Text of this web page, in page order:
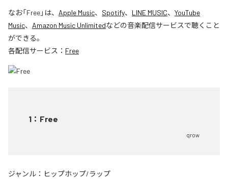
なお「Free」は、 Apple Music、 Spotify、 LINE MUSIC、 YouTube
Music、 Amazon Music Unlimitedなどの音楽配信サービスで聴くこと
ができる。
各配信サービス： Free
1 ： Free
qrow
ジャンル： ヒップホップ/ラップ